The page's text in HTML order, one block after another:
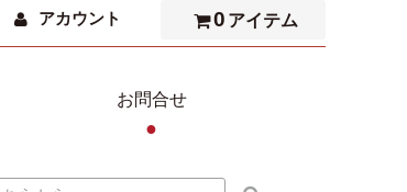
アカウント 0 アイテム
お問合せ
●